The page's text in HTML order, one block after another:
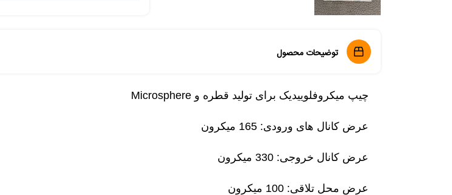
توضیحات محصول
چیپ میکروفلوییدیک برای تولید قطره و Microsphere
عرض کانال های ورودی: 165 میکرون
عرض کانال خروجی: 330 میکرون
عرض محل تلاقی: 100 میکرون